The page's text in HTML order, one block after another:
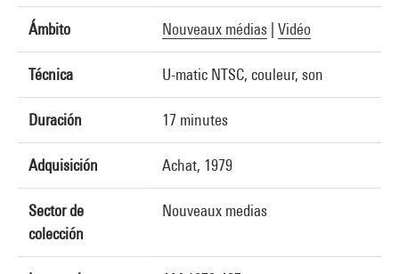
Ámbito Nouveaux médias Vidéo
Técnica U-matic NTSC, couleur, son
Duración 17 minutes
Adquisición Achat, 1979
Sector de
colección
Nouveaux medias